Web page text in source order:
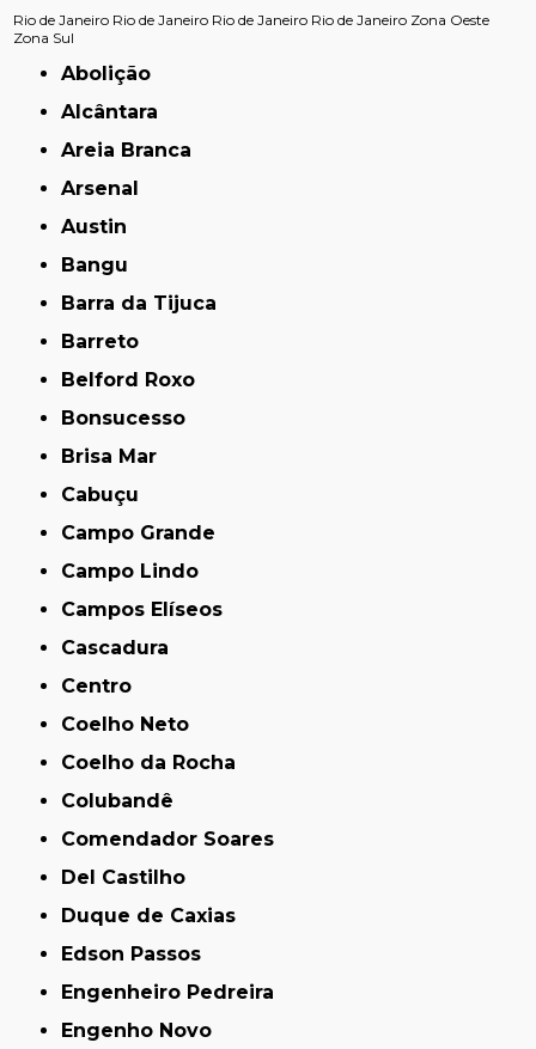
Rio de Janeiro Rio de Janeiro Rio de Janeiro Rio de Janeiro Zona Oeste
Zona Sul
Abolição
Alcântara
Areia Branca
Arsenal
Austin
Bangu
Barra da Tijuca
Barreto
Belford Roxo
Bonsucesso
Brisa Mar
Cabuçu
Campo Grande
Campo Lindo
Campos Elíseos
Cascadura
Centro
Coelho Neto
Coelho da Rocha
Colubandê
Comendador Soares
Del Castilho
Duque de Caxias
Edson Passos
Engenheiro Pedreira
Engenho Novo